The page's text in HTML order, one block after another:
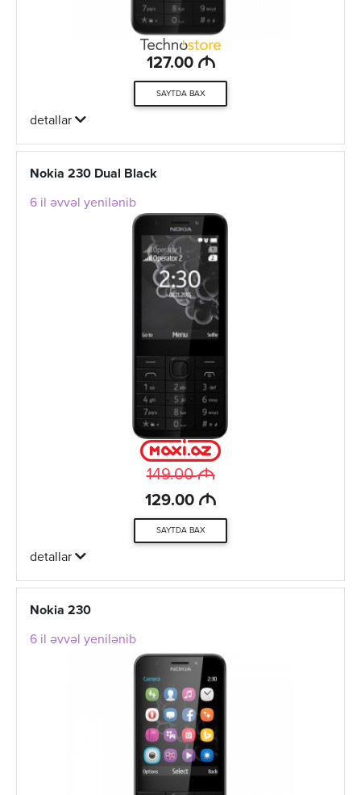
127.00 M
SAYTDA BAX
detallar
Nokia 230 Dual Black
6 il əvvəl yenilənib
149.00M
129.00 M
SAYTDA BAX
detallar
Nokia 230
6 il əvvəl yenilənib